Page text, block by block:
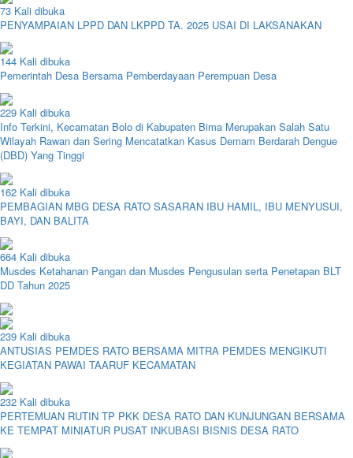
73 Kali dibuka
PENYAMPAIAN LPPD DAN LKPPD TA. 2025 USAI DI LAKSANAKAN
144 Kali dibuka
Pemerintah Desa Bersama Pemberdayaan Perempuan Desa
229 Kali dibuka
Info Terkini, Kecamatan Bolo di Kabupaten Bima Merupakan Salah Satu
Wilayah Rawan dan Sering Mencatatkan Kasus Demam Berdarah Dengue
(DBD) Yang Tinggi
162 Kali dibuka
PEMBAGIAN MBG DESA RATO SASARAN IBU HAMIL, IBU MENYUSUI,
BAYI, DAN BALITA
664 Kali dibuka
Musdes Ketahanan Pangan dan Musdes Pengusulan serta Penetapan BLT
DD Tahun 2025
239 Kali dibuka
ANTUSIAS PEMDES RATO BERSAMA MITRA PEMDES MENGIKUTI
KEGIATAN PAWAI TAARUF KECAMATAN
232 Kali dibuka
PERTEMUAN RUTIN TP PKK DESA RATO DAN KUNJUNGAN BERSAMA
KE TEMPAT MINIATUR PUSAT INKUBASI BISNIS DESA RATO